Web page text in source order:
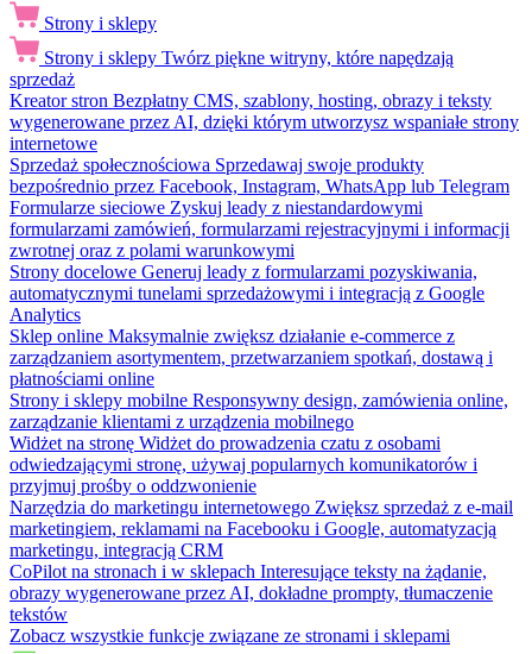
Strony i sklepy
Strony i sklepy Twórz piękne witryny, które napędzają
sprzedaż
Kreator stron Bezpłatny CMS, szablony, hosting, obrazy i teksty
wygenerowane przez AI, dzięki którym utworzysz wspaniałe strony
internetowe
Sprzedaż społecznościowa Sprzedawaj swoje produkty
bezpośrednio przez Facebook, Instagram, WhatsApp lub Telegram
Formularze sieciowe Zyskuj leady z niestandardowymi
formularzami zamówień, formularzami rejestracyjnymi i informacji
zwrotnej oraz z polami warunkowymi
Strony docelowe Generuj leady z formularzami pozyskiwania,
automatycznymi tunelami sprzedażowymi i integracją z Google
Analytics
Sklep online Maksymalnie zwiększ działanie e-commerce z
zarządzaniem asortymentem, przetwarzaniem spotkań, dostawą i
płatnościami online
Strony i sklepy mobilne Responsywny design, zamówienia online,
zarządzanie klientami z urządzenia mobilnego
Widżet na stronę Widżet do prowadzenia czatu z osobami
odwiedzającymi stronę, używaj popularnych komunikatorów i
przyjmuj prośby o oddzwonienie
Narzędzia do marketingu internetowego Zwiększ sprzedaż z e-mail
marketingiem, reklamami na Facebooku i Google, automatyzacją
marketingu, integracją CRM
CoPilot na stronach i w sklepach Interesujące teksty na żądanie,
obrazy wygenerowane przez AI, dokładne prompty, tłumaczenie
tekstów
Zobacz wszystkie funkcje związane ze stronami i sklepami